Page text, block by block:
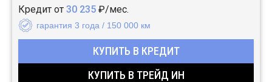
Кредит от 30 235 ₽/мес.
гарантия 3 года / 150 000 км
КУПИТЬ В КРЕДИТ
КУПИТЬ В ТРЕЙД ИН